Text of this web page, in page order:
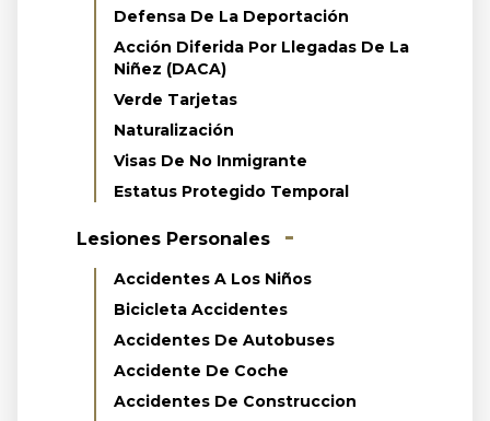
Defensa De La Deportación
Acción Diferida Por Llegadas De La
Niñez (DACA)
Verde Tarjetas
Naturalización
Visas De No Inmigrante
Estatus Protegido Temporal
Lesiones Personales
Accidentes A Los Niños
Bicicleta Accidentes
Accidentes De Autobuses
Accidente De Coche
Accidentes De Construccion